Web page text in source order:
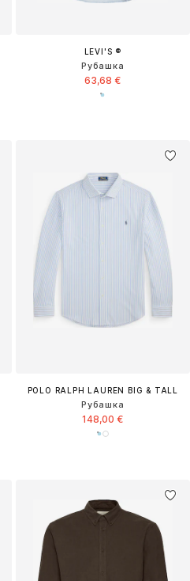
LEVI'S ®
Рубашка
63,68 €
POLO RALPH LAUREN BIG & TALL
Рубашка
148,00 €